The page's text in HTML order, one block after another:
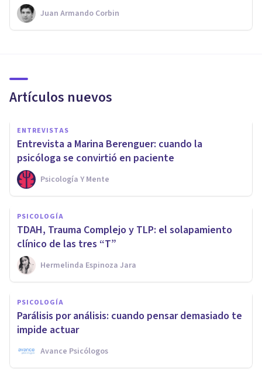
Juan Armando Corbin
Artículos nuevos
ENTREVISTAS
Entrevista a Marina Berenguer: cuando la
psicóloga se convirtió en paciente
Psicología Y Mente
PSICOLOGÍA
TDAH, Trauma Complejo y TLP: el solapamiento
clínico de las tres “T”
Hermelinda Espinoza Jara
PSICOLOGÍA
Parálisis por análisis: cuando pensar demasiado te
impide actuar
Avance Psicólogos